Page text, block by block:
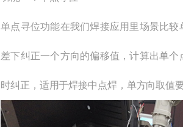
单点寻位功能在我们焊接应用里场景比
差下纠正一个方向的偏移值，计算出单
时纠正，适用于焊接中点焊，单方向取值要